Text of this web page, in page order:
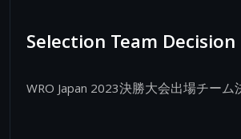
Selection Team Decision
WRO Japan 2023決勝大会出場チーム